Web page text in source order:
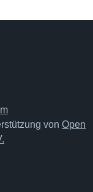
von Open